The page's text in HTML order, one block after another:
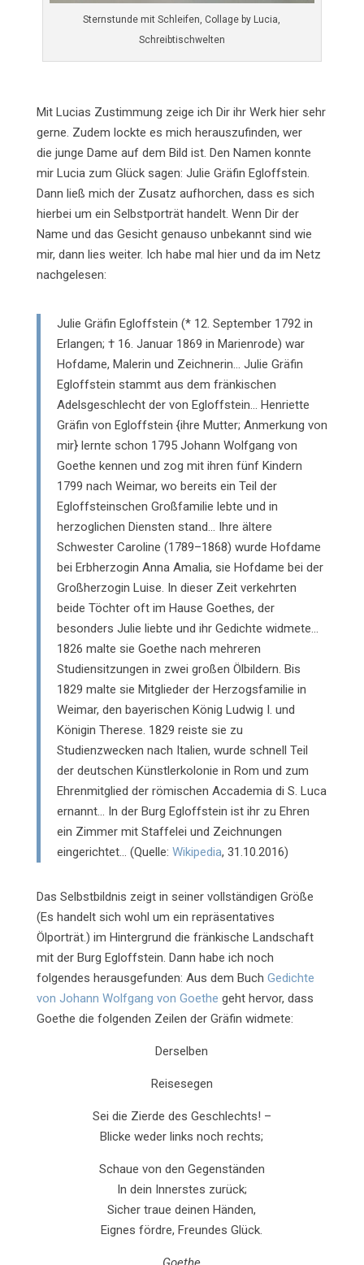
Sternstunde mit Schleifen, Collage by Lucia,
Schreibtischwelten
Mit Lucias Zustimmung zeige ich Dir ihr Werk hier sehr
gerne. Zudem lockte es mich herauszufinden, wer
die junge Dame auf dem Bild ist. Den Namen konnte
mir Lucia zum Glück sagen: Julie Gräfin Egloffstein.
Dann ließ mich der Zusatz aufhorchen, dass es sich
hierbei um ein Selbstporträt handelt. Wenn Dir der
Name und das Gesicht genauso unbekannt sind wie
mir, dann lies weiter. Ich habe mal hier und da im Netz
nachgelesen:
Julie Gräfin Egloffstein (* 12. September 1792 in
Erlangen; † 16. Januar 1869 in Marienrode) war
Hofdame, Malerin und Zeichnerin… Julie Gräfin
Egloffstein stammt aus dem fränkischen
Adelsgeschlecht der von Egloffstein… Henriette
Gräfin von Egloffstein {ihre Mutter; Anmerkung von
mir} lernte schon 1795 Johann Wolfgang von
Goethe kennen und zog mit ihren fünf Kindern
1799 nach Weimar, wo bereits ein Teil der
Egloffsteinschen Großfamilie lebte und in
herzoglichen Diensten stand… Ihre ältere
Schwester Caroline (1789–1868) wurde Hofdame
bei Erbherzogin Anna Amalia, sie Hofdame bei der
Großherzogin Luise. In dieser Zeit verkehrten
beide Töchter oft im Hause Goethes, der
besonders Julie liebte und ihr Gedichte widmete…
1826 malte sie Goethe nach mehreren
Studiensitzungen in zwei großen Ölbildern. Bis
1829 malte sie Mitglieder der Herzogsfamilie in
Weimar, den bayerischen König Ludwig I. und
Königin Therese. 1829 reiste sie zu
Studienzwecken nach Italien, wurde schnell Teil
der deutschen Künstlerkolonie in Rom und zum
Ehrenmitglied der römischen Accademia di S. Luca
ernannt… In der Burg Egloffstein ist ihr zu Ehren
ein Zimmer mit Staffelei und Zeichnungen
eingerichtet… (Quelle: Wikipedia, 31.10.2016)
Das Selbstbildnis zeigt in seiner vollständigen Größe
(Es handelt sich wohl um ein repräsentatives
Ölporträt.) im Hintergrund die fränkische Landschaft
mit der Burg Egloffstein. Dann habe ich noch
folgendes herausgefunden: Aus dem Buch Gedichte
von Johann Wolfgang von Goethe geht hervor, dass
Goethe die folgenden Zeilen der Gräfin widmete:
Derselben
Reisesegen
Sei die Zierde des Geschlechts! –
Blicke weder links noch rechts;
Schaue von den Gegenständen
In dein Innerstes zurück;
Sicher traue deinen Händen,
Eignes fördre, Freundes Glück.